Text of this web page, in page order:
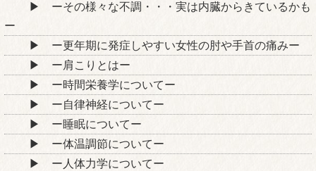
ーその様々な不調・・・実は内臓からきているかも
ー
ー更年期に発症しやすい女性の肘や手首の痛みー
ー肩こりとはー
ー時間栄養学についてー
ー自律神経についてー
ー睡眠についてー
ー体温調節についてー
ー人体力学についてー